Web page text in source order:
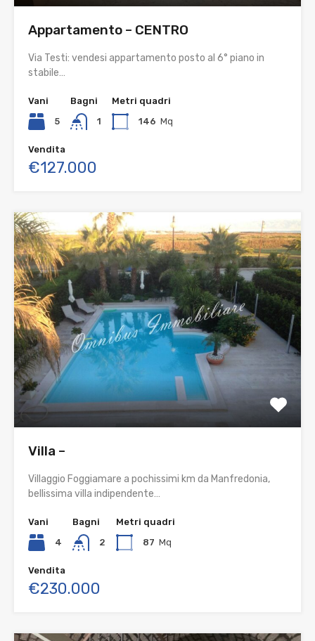
Appartamento – CENTRO
Via Testi: vendesi appartamento posto al 6° piano in
stabile…
Vani
5
Bagni
1
Metri quadri
146 Mq
Vendita
€127.000
Villa –
Villaggio Foggiamare a pochissimi km da Manfredonia,
bellissima villa indipendente…
Vani
4
Bagni
2
Metri quadri
87 Mq
Vendita
€230.000